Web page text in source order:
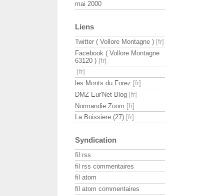
mai 2000
Liens
Twitter ( Vollore Montagne )
Facebook ( Vollore Montagne
63120 )
les Monts du Forez
DMZ Eur'Net Blog
Normandie Zoom
La Boissiere (27)
Syndication
fil rss
fil rss commentaires
fil atom
fil atom commentaires